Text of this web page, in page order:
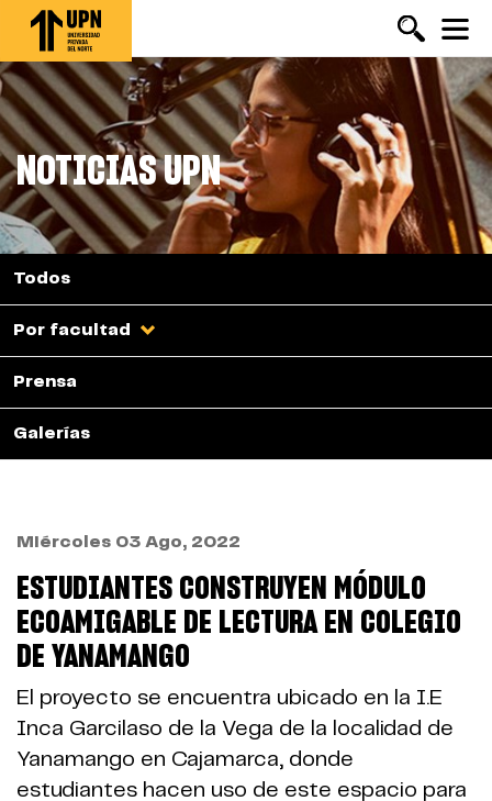
Pasar
contenido
principal
NOTICIAS UPN
Todos
Por facultad
Prensa
Galerías
Miércoles 03 Ago, 2022
ESTUDIANTES CONSTRUYEN MÓDULO
ECOAMIGABLE DE LECTURA EN COLEGIO
DE YANAMANGO
El proyecto se encuentra ubicado en la I.E
Inca Garcilaso de la Vega de la localidad de
Yanamango en Cajamarca, donde
estudiantes hacen uso de este espacio para